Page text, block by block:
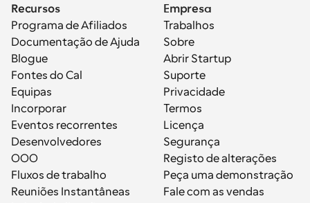
Recursos
Programa de Afiliados
Documentação de Ajuda
Blogue
Fontes do Cal
Equipas
Incorporar
Eventos recorrentes
Desenvolvedores
OOO
Fluxos de trabalho
Reuniões Instantâneas
Empresa
Trabalhos
Sobre
Abrir Startup
Suporte
Privacidade
Termos
Licença
Segurança
Registo de alterações
Peça uma demonstração
Fale com as vendas